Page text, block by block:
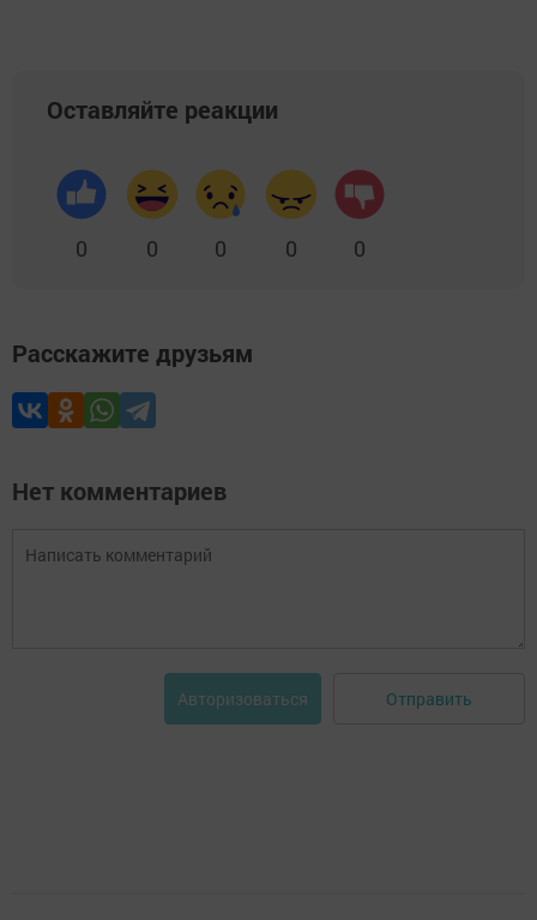
Оставляйте реакции
0 0 0 0 0
Расскажите друзьям
Нет комментариев
Авторизоваться Отправить